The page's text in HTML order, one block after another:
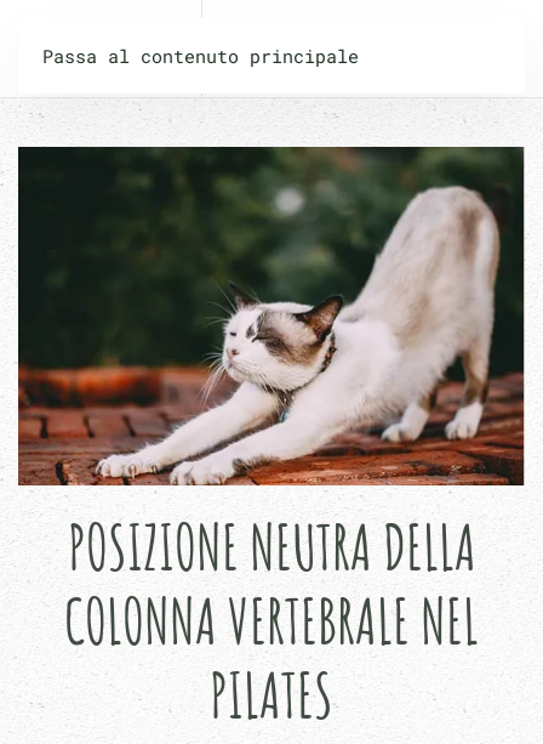
Passa al contenuto principale
PILATES PLUS
POSIZIONE NEUTRA DELLA
COLONNA VERTEBRALE NEL
PILATES